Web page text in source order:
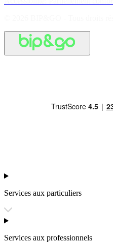
Services aux particuliers
Services aux professionnels